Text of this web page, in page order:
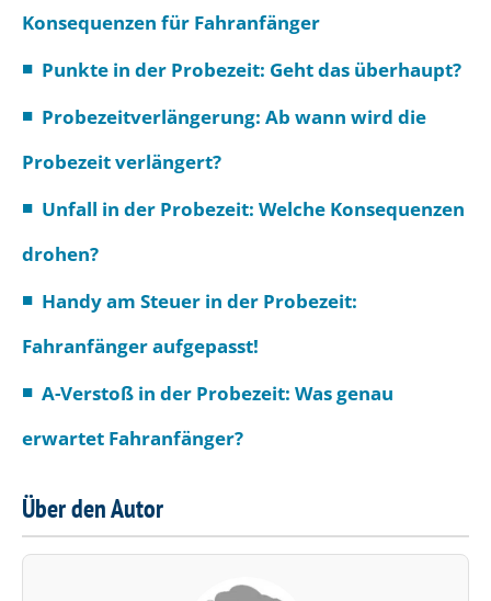
Konsequenzen für Fahranfänger
Punkte in der Probezeit: Geht das überhaupt?
Probezeitverlängerung: Ab wann wird die
Probezeit verlängert?
Unfall in der Probezeit: Welche Konsequenzen
drohen?
Handy am Steuer in der Probezeit:
Fahranfänger aufgepasst!
A-Verstoß in der Probezeit: Was genau
erwartet Fahranfänger?
Über den Autor